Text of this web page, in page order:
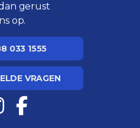
gerust
op.
033 1555
VRAGEN